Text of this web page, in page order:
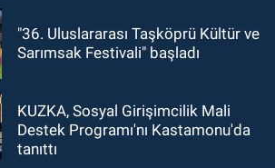
"36. Uluslararası Taşköprü Kültür ve
Sarımsak Festivali" başladı
KUZKA, Sosyal Girişimcilik Mali
Destek Programı'nı Kastamonu'da
tanıttı